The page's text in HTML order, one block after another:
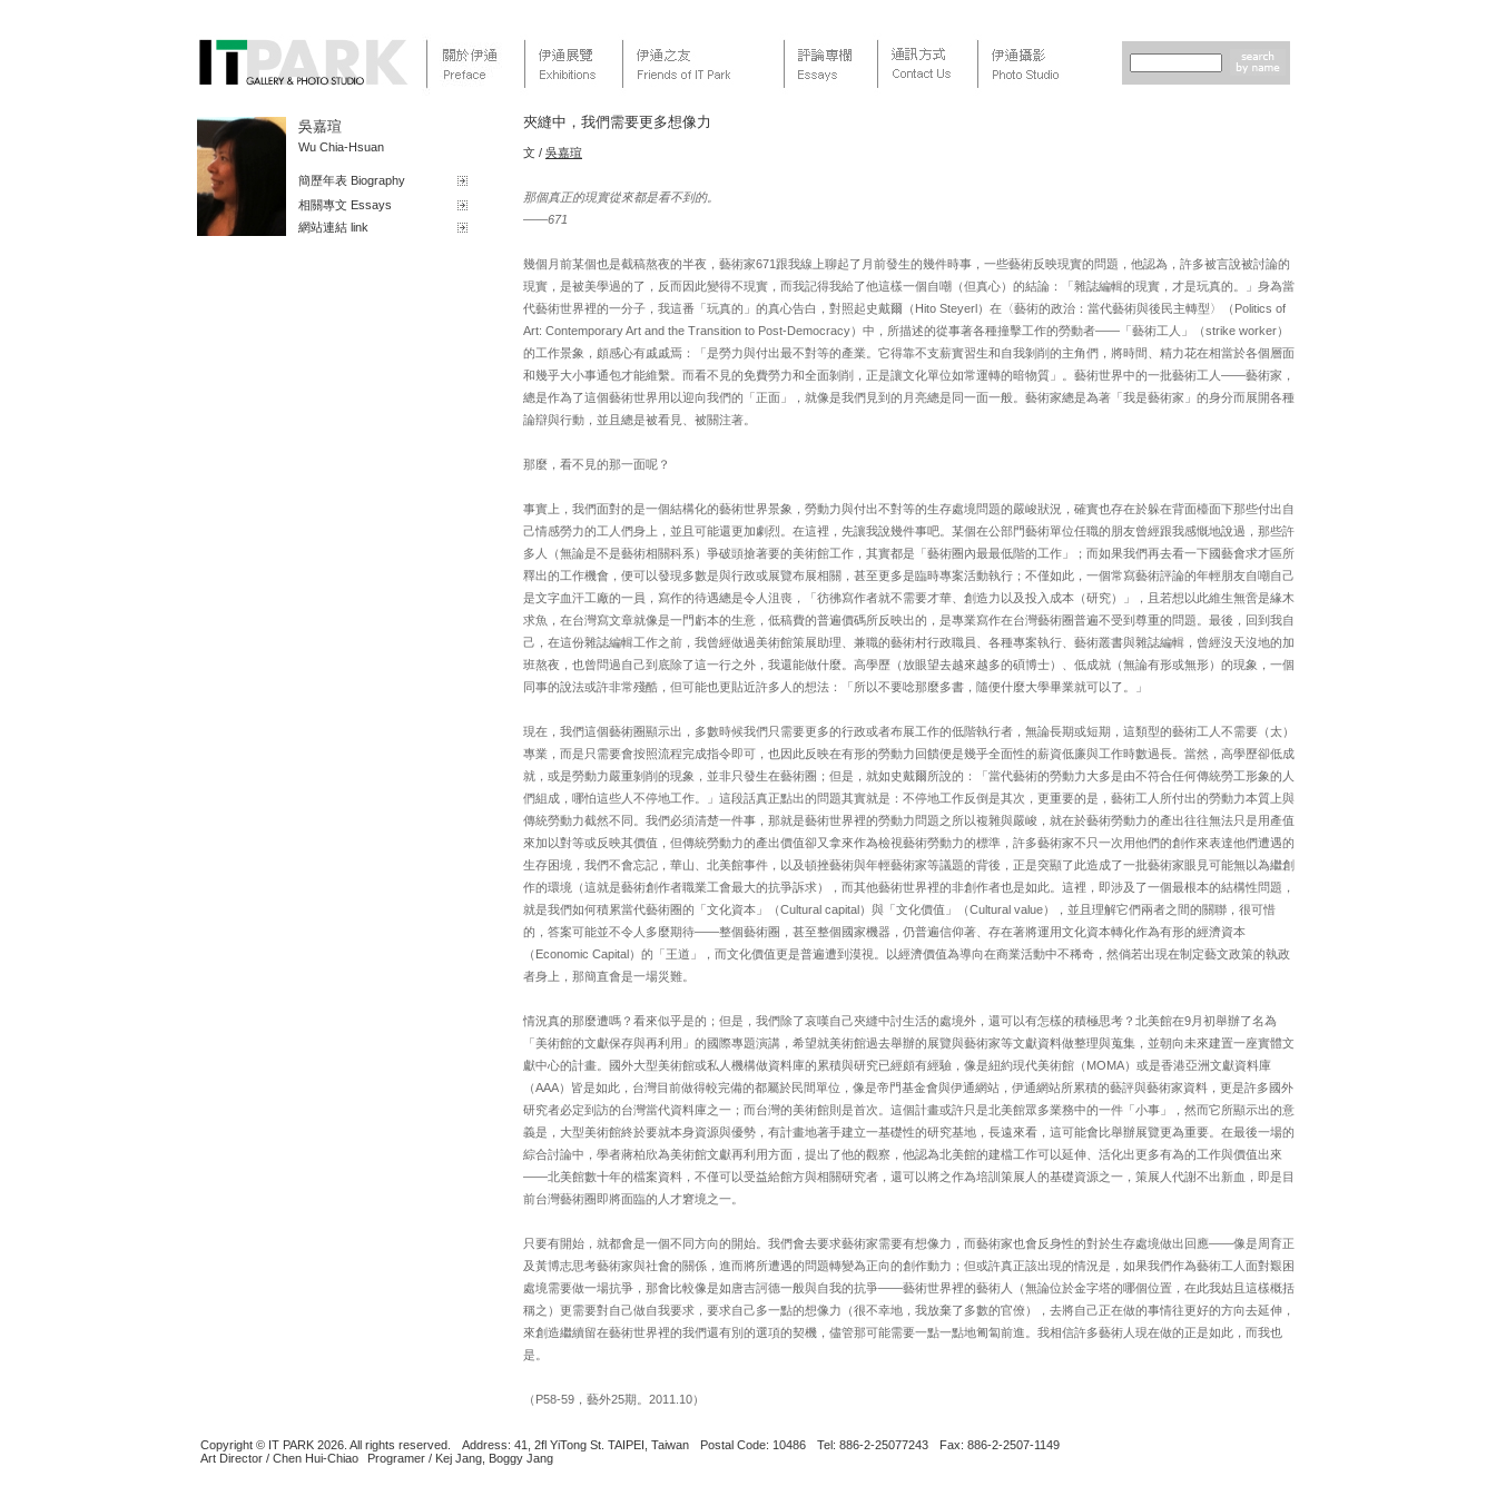
吳嘉瑄
Wu Chia-Hsuan
簡歷年表 Biography
相關專文 Essays
網站連結 link
夾縫中，我們需要更多想像力
文 / 吳嘉瑄
那個真正的現實從來都是看不到的。
——671
幾個月前某個也是截稿熬夜的半夜，藝術家671跟我線上聊起了月前發生的幾件時事，一些藝術反映現實的問題，他認為，許多被言說被討論的
現實，是被美學過的了，反而因此變得不現實，而我記得我給了他這樣一個自嘲（但真心）的結論：「雜誌編輯的現實，才是玩真的。」身為當
代藝術世界裡的一分子，我這番「玩真的」的真心告白，對照起史戴爾（Hito Steyerl）在〈藝術的政治：當代藝術與後民主轉型〉（Politics of
Art: Contemporary Art and the Transition to Post-Democracy）中，所描述的從事著各種撞擊工作的勞動者——「藝術工人」（strike worker）
的工作景象，頗感心有戚戚焉：「是勞力與付出最不對等的產業。它得靠不支薪實習生和自我剝削的主角們，將時間、精力花在相當於各個層面
和幾乎大小事通包才能維繫。而看不見的免費勞力和全面剝削，正是讓文化單位如常運轉的暗物質」。藝術世界中的一批藝術工人——藝術家，
總是作為了這個藝術世界用以迎向我們的「正面」，就像是我們見到的月亮總是同一面一般。藝術家總是為著「我是藝術家」的身分而展開各種
論辯與行動，並且總是被看見、被關注著。
那麼，看不見的那一面呢？
事實上，我們面對的是一個結構化的藝術世界景象，勞動力與付出不對等的生存處境問題的嚴峻狀況，確實也存在於躲在背面檯面下那些付出自
己情感勞力的工人們身上，並且可能還更加劇烈。在這裡，先讓我說幾件事吧。某個在公部門藝術單位任職的朋友曾經跟我感慨地說過，那些許
多人（無論是不是藝術相關科系）爭破頭搶著要的美術館工作，其實都是「藝術圈內最最低階的工作」；而如果我們再去看一下國藝會求才區所
釋出的工作機會，便可以發現多數是與行政或展覽布展相關，甚至更多是臨時專案活動執行；不僅如此，一個常寫藝術評論的年輕朋友自嘲自己
是文字血汗工廠的一員，寫作的待遇總是令人沮喪，「彷彿寫作者就不需要才華、創造力以及投入成本（研究）」，且若想以此維生無啻是緣木
求魚，在台灣寫文章就像是一門虧本的生意，低稿費的普遍價碼所反映出的，是專業寫作在台灣藝術圈普遍不受到尊重的問題。最後，回到我自
己，在這份雜誌編輯工作之前，我曾經做過美術館策展助理、兼職的藝術村行政職員、各種專案執行、藝術叢書與雜誌編輯，曾經沒天沒地的加
班熬夜，也曾問過自己到底除了這一行之外，我還能做什麼。高學歷（放眼望去越來越多的碩博士）、低成就（無論有形或無形）的現象，一個
同事的說法或許非常殘酷，但可能也更貼近許多人的想法：「所以不要唸那麼多書，隨便什麼大學畢業就可以了。」
現在，我們這個藝術圈顯示出，多數時候我們只需要更多的行政或者布展工作的低階執行者，無論長期或短期，這類型的藝術工人不需要（太）
專業，而是只需要會按照流程完成指令即可，也因此反映在有形的勞動力回饋便是幾乎全面性的薪資低廉與工作時數過長。當然，高學歷卻低成
就，或是勞動力嚴重剝削的現象，並非只發生在藝術圈；但是，就如史戴爾所說的：「當代藝術的勞動力大多是由不符合任何傳統勞工形象的人
們組成，哪怕這些人不停地工作。」這段話真正點出的問題其實就是：不停地工作反倒是其次，更重要的是，藝術工人所付出的勞動力本質上與
傳統勞動力截然不同。我們必須清楚一件事，那就是藝術世界裡的勞動力問題之所以複雜與嚴峻，就在於藝術勞動力的產出往往無法只是用產值
來加以對等或反映其價值，但傳統勞動力的產出價值卻又拿來作為檢視藝術勞動力的標準，許多藝術家不只一次用他們的創作來表達他們遭遇的
生存困境，我們不會忘記，華山、北美館事件，以及頓挫藝術與年輕藝術家等議題的背後，正是突顯了此造成了一批藝術家眼見可能無以為繼創
作的環境（這就是藝術創作者職業工會最大的抗爭訴求），而其他藝術世界裡的非創作者也是如此。這裡，即涉及了一個最根本的結構性問題，
就是我們如何積累當代藝術圈的「文化資本」（Cultural capital）與「文化價值」（Cultural value），並且理解它們兩者之間的關聯，很可惜
的，答案可能並不令人多麼期待——整個藝術圈，甚至整個國家機器，仍普遍信仰著、存在著將運用文化資本轉化作為有形的經濟資本
（Economic Capital）的「王道」，而文化價值更是普遍遭到漠視。以經濟價值為導向在商業活動中不稀奇，然倘若出現在制定藝文政策的執政
者身上，那簡直會是一場災難。
情況真的那麼遭嗎？看來似乎是的；但是，我們除了哀嘆自己夾縫中討生活的處境外，還可以有怎樣的積極思考？北美館在9月初舉辦了名為
「美術館的文獻保存與再利用」的國際專題演講，希望就美術館過去舉辦的展覽與藝術家等文獻資料做整理與蒐集，並朝向未來建置一座實體文
獻中心的計畫。國外大型美術館或私人機構做資料庫的累積與研究已經頗有經驗，像是紐約現代美術館（MOMA）或是香港亞洲文獻資料庫
（AAA）皆是如此，台灣目前做得較完備的都屬於民間單位，像是帝門基金會與伊通網站，伊通網站所累積的藝評與藝術家資料，更是許多國外
研究者必定到訪的台灣當代資料庫之一；而台灣的美術館則是首次。這個計畫或許只是北美館眾多業務中的一件「小事」，然而它所顯示出的意
義是，大型美術館終於要就本身資源與優勢，有計畫地著手建立一基礎性的研究基地，長遠來看，這可能會比舉辦展覽更為重要。在最後一場的
綜合討論中，學者蔣柏欣為美術館文獻再利用方面，提出了他的觀察，他認為北美館的建檔工作可以延伸、活化出更多有為的工作與價值出來
——北美館數十年的檔案資料，不僅可以受益給館方與相關研究者，還可以將之作為培訓策展人的基礎資源之一，策展人代謝不出新血，即是目
前台灣藝術圈即將面臨的人才窘境之一。
只要有開始，就都會是一個不同方向的開始。我們會去要求藝術家需要有想像力，而藝術家也會反身性的對於生存處境做出回應——像是周育正
及黃博志思考藝術家與社會的關係，進而將所遭遇的問題轉變為正向的創作動力；但或許真正該出現的情況是，如果我們作為藝術工人面對艱困
處境需要做一場抗爭，那會比較像是如唐吉訶德一般與自我的抗爭——藝術世界裡的藝術人（無論位於金字塔的哪個位置，在此我姑且這樣概括
稱之）更需要對自己做自我要求，要求自己多一點的想像力（很不幸地，我放棄了多數的官僚），去將自己正在做的事情往更好的方向去延伸，
來創造繼續留在藝術世界裡的我們還有別的選項的契機，儘管那可能需要一點一點地匍匐前進。我相信許多藝術人現在做的正是如此，而我也
是。
（P58-59，藝外25期。2011.10）
Copyright © IT PARK 2026. All rights reserved. Address: 41, 2fl YiTong St. TAIPEI, Taiwan Postal Code: 10486 Tel: 886-2-25077243
Fax: 886-2-2507-1149
Art Director / Chen Hui-Chiao
Programer / Kej Jang, Boggy Jang